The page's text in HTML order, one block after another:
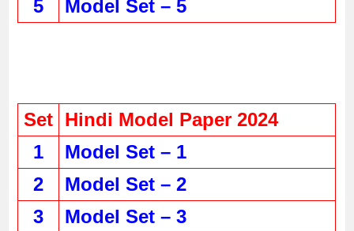
5 Model Set – 5
Set Hindi Model Paper 2024
1
Model Set – 1
2
Model Set – 2
3
Model Set – 3